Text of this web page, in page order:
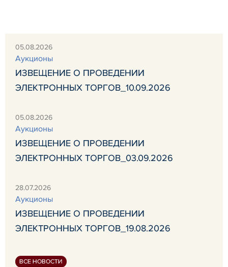
05.08.2026
Аукционы
ИЗВЕЩЕНИЕ О ПРОВЕДЕНИИ
ЭЛЕКТРОННЫХ ТОРГОВ_10.09.2026
05.08.2026
Аукционы
ИЗВЕЩЕНИЕ О ПРОВЕДЕНИИ
ЭЛЕКТРОННЫХ ТОРГОВ_03.09.2026
28.07.2026
Аукционы
ИЗВЕЩЕНИЕ О ПРОВЕДЕНИИ
ЭЛЕКТРОННЫХ ТОРГОВ_19.08.2026
ВСЕ НОВОСТИ